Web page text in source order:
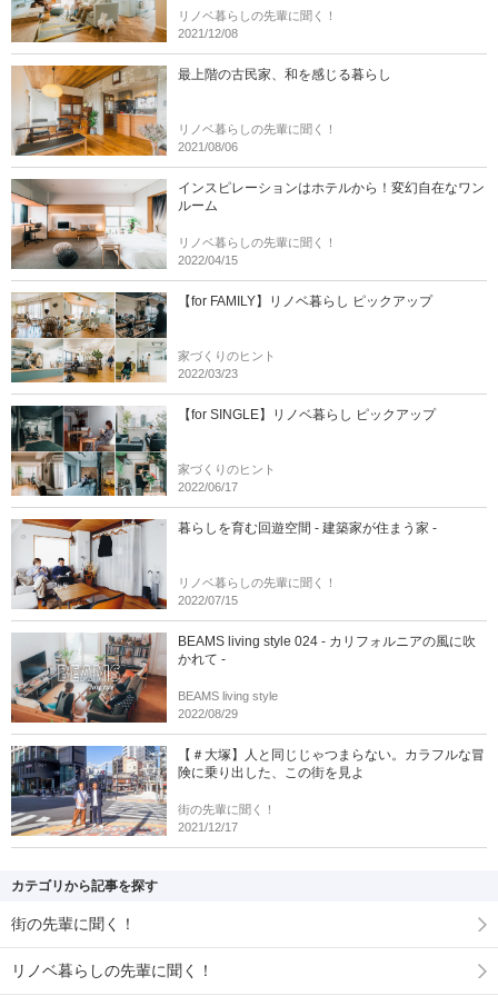
リノベ暮らしの先輩に聞く！
2021/12/08
最上階の古民家、和を感じる暮らし
リノベ暮らしの先輩に聞く！
2021/08/06
インスピレーションはホテルから！変幻自在なワン
ルーム
リノベ暮らしの先輩に聞く！
2022/04/15
【for FAMILY】リノベ暮らし ピックアップ
家づくりのヒント
2022/03/23
【for SINGLE】リノベ暮らし ピックアップ
家づくりのヒント
2022/06/17
暮らしを育む回遊空間 - 建築家が住まう家 -
リノベ暮らしの先輩に聞く！
2022/07/15
BEAMS living style 024 - カリフォルニアの風に吹
かれて -
BEAMS living style
2022/08/29
【＃大塚】人と同じじゃつまらない。カラフルな冒
険に乗り出した、この街を見よ
街の先輩に聞く！
2021/12/17
カテゴリから記事を探す
街の先輩に聞く！
リノベ暮らしの先輩に聞く！